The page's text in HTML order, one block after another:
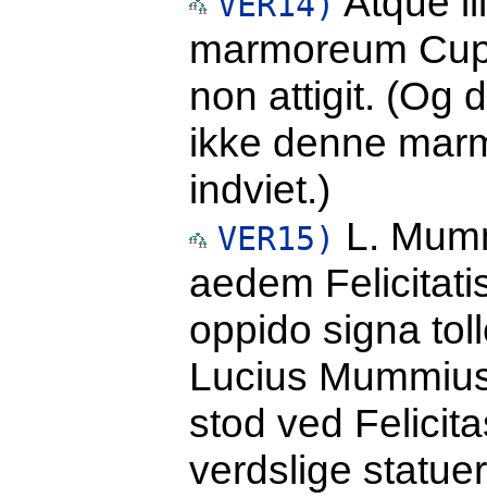
marmoreum
non attigit. (Og
ikke denne
indviet.)
VER15) L.
aedem
oppido signa
Lucius
stod ved
verdslige